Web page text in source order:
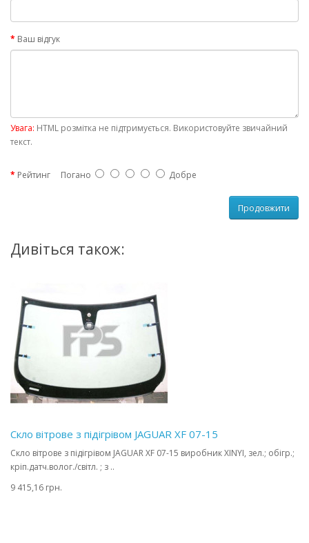
Ваш відгук
Увага: HTML розмітка не підтримується. Використовуйте звичайний
текст.
Рейтинг Погано Добре
Продовжити
Дивіться також:
Скло вітрове з підігрівом JAGUAR XF 07-15
Скло вітрове з підігрівом JAGUAR XF 07-15 виробник XINYI, зел.; обігр.;
кріп.датч.волог./світл. ; з ..
9 415,16 грн.